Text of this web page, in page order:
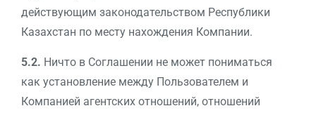
действующим законодательством Республики
Казахстан по месту нахождения Компании.
5.2. Ничто в Соглашении не может пониматься
как установление между Пользователем и
Компанией агентских отношений, отношений